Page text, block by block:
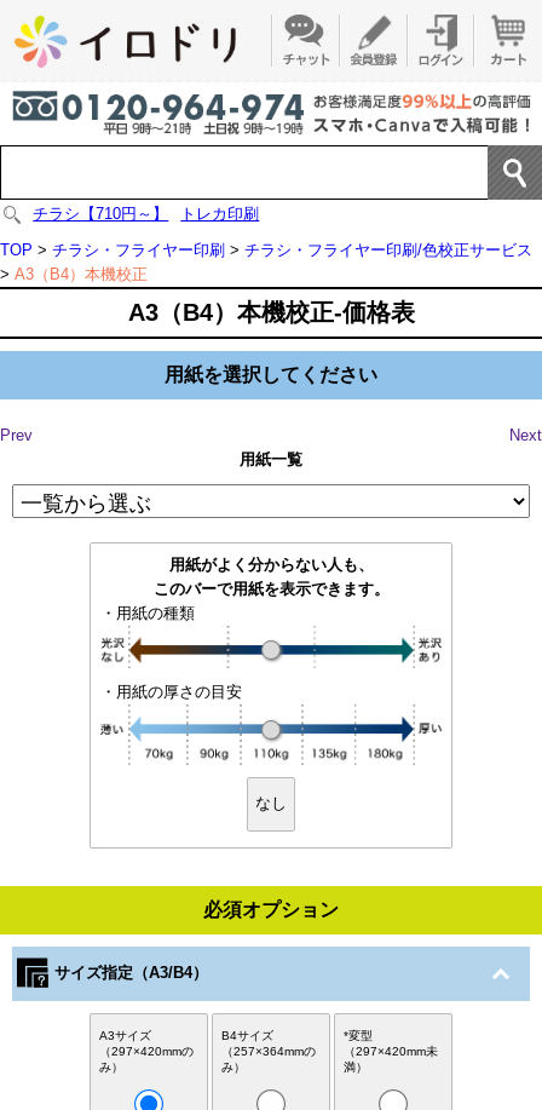
チラシ【710円～】
トレカ印刷
TOP > チラシ・フライヤー印刷 > チラシ・フライヤー印刷/色校正サービス
> A3（B4）本機校正
A3（B4）本機校正-価格表
用紙を選択してください
Prev
Next
用紙一覧
用紙がよく分からない人も、
このバーで用紙を表示できます。
・用紙の種類
・用紙の厚さの目安
なし
必須オプション
サイズ指定（A3/B4）
A3サイズ
（297×420mmの
み）
B4サイズ
（257×364mmの
み）
*変型
（297×420mm未
満）